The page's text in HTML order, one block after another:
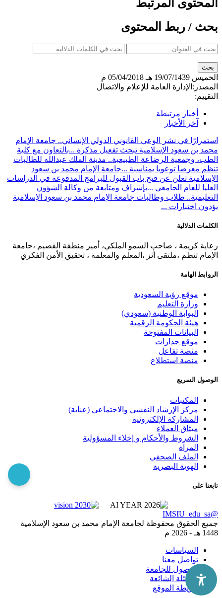
المحتوى المرتبط
بحث / ربط المحتوى
الخميس 19/07/1439 هـ
05/04/2018 م
المصدر: الإدارة العامة للإعلام والاتصال
التقييم:
أخبار مرتبطة
آخر الأخبار
استمرارًا في نشر الوعي القانوني الدولي الإنساني.. جامعة الإمام
محمد بن سعود الإسلامية تبحث تفعيل مذكرة ...بالتعاون مع كلية
الطب، وجمعية الرضاعة الطبيعية.. مدينة الملك عبدالله للطالبات
تنظم معرضا توعويا بمناسبة ...جامعة الإمام محمد بن سعود
الإسلامية تعلن عن فتح باب القبول للبرامج المدفوعة في الدراسات
العليا للعام الجامعي ...بإشراف ومتابعة من وكالة الشؤون
التعليمية.. طلاب وطالبات جامعة الإمام محمد بن سعود الإسلامية
يؤدون اختبارات ...
الكلمات الدلالية
رعاية كريمة ، صاحب السمو الملكي، أمير منطقة القصيم ،جامعة
الإمام تنظم ،ملتقى أثر ،المعلم والمعلمة ، تحقيق الأمن الفكري
الروابط الهامة
موقع رؤية السعودية
وزارة التعليم
البوابة الوطنية (سعودي)
هيئة الحكومة الرقمية
البيانات المفتوحة
موقع جدارات
منصة تفاعل
منصة استطلاع
الوصول السريع
المكتبات
مركز الإرشاد النفسي والاجتماعي (عناية)
المشاركة الإلكترونية
ميثاق العملاء
الشروط والأحكام و إخلاء المسؤولية
المرآة
الملف الصحفي
الهوية البصرية
تابعنا على
@IMSIU_edu_sa
جميع الحقوق محفوظة لجامعة الإمام محمد بن سعود الإسلامية
1448 هـ -
2026 م
السياسات
تواصل معنا
الوصول للجامعة
الاسئلة الشائعة
خريطة الموقع